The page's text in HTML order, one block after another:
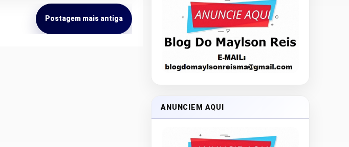
Postagem mais antiga
ANUNCIEM AQUI